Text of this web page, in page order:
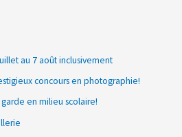
au 7 août inclusivement
concours en photographie!
en milieu scolaire!